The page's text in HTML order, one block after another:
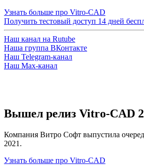
Узнать больше про Vitro-CAD
Получить тестовый доступ 14 дней
Наш канал на Rutube
Наша группа ВКонтакте
Наш Telegram-канал
Наш Max-канал
Вышел релиз Vitro-CAD
Компания Витро Софт выпустила
2021.
Узнать больше про Vitro-CAD